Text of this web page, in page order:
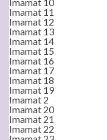
Imamat 11
Imamat 12
Imamat 13
Imamat 14
Imamat 15
Imamat 16
Imamat 17
Imamat 18
Imamat 19
Imamat 2
Imamat 20
Imamat 21
Imamat 22